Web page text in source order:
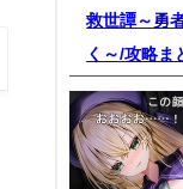
救世譚～勇
く～/攻略ま